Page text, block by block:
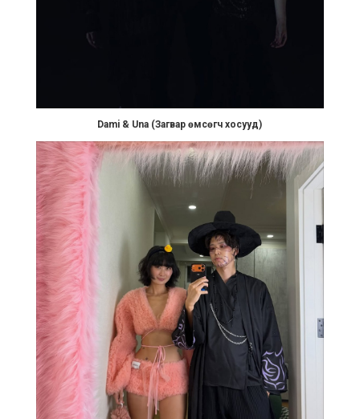
Dami & Una (Загвар өмсөгч хосууд)